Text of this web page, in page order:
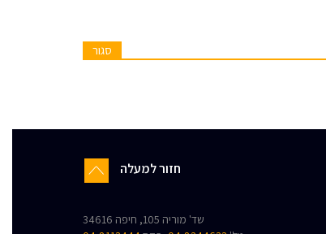
סגור
חזור למעלה
שד' מוריה 105, חיפה 34616